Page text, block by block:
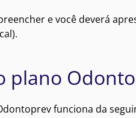
e você deverá
plano
funciona da